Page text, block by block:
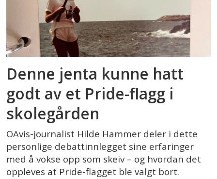
Denne jenta kunne hatt
godt av et Pride-flagg i
skolegården
OAvis-journalist Hilde Hammer deler i dette
personlige debattinnlegget sine erfaringer
med å vokse opp som skeiv – og hvordan det
oppleves at Pride-flagget ble valgt bort.